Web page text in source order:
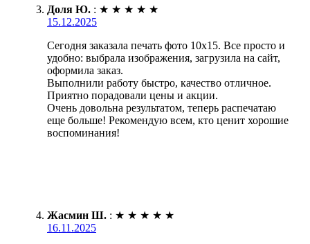
Доля Ю. : ★ ★ ★ ★ ★
15.12.2025
Сегодня заказала печать фото 10х15. Все просто и
удобно: выбрала изображения, загрузила на сайт,
оформила заказ.
Выполнили работу быстро, качество отличное.
Приятно порадовали цены и акции.
Очень довольна результатом, теперь распечатаю
еще больше! Рекомендую всем, кто ценит хорошие
воспоминания!
Жасмин Ш. : ★ ★ ★ ★ ★
16.11.2025